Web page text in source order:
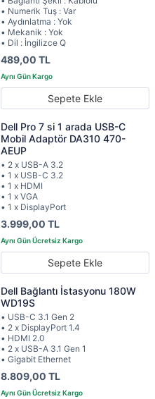
• Numerik Tuş : Var
• Aydınlatma : Yok
• Mekanik : Yok
• Dil : İngilizce Q
489,00 TL
Sepete Ekle
Dell Pro 7 si 1 arada USB-C
Mobil Adaptör DA310 470-
AEUP
• 2 x USB-A 3.2
• 1 x USB-C 3.2
• 1 x HDMI
• 1 x VGA
• 1 x DisplayPort
3.999,00 TL
Sepete Ekle
Dell Bağlantı İstasyonu 180W
WD19S
• USB-C 3.1 Gen 2
• 2 x DisplayPort 1.4
• HDMI 2.0
• 2 x USB-A 3.1 Gen 1
• Gigabit Ethernet
8.809,00 TL